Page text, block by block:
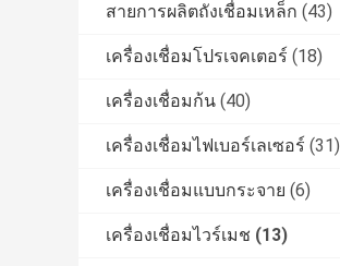
สายการผลิตถังเชื่อมเหล็ก (43)
เครื่องเชื่อมโปรเจคเตอร์ (18)
เครื่องเชื่อมก้น (40)
เครื่องเชื่อมไฟเบอร์เลเซอร์ (31)
เครื่องเชื่อมแบบกระจาย (6)
เครื่องเชื่อมไวร์เมช (13)